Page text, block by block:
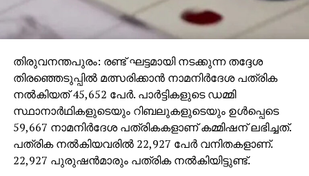
തിരുവനന്തപുരം: രണ്ട് ഘട്ടമായി നടക്കുന്ന തദ്ദേശ
തിരഞ്ഞെടുപ്പില്‍ മത്സരിക്കാന്‍ നാമനിര്‍ദേശ പത്രിക
നല്‍കിയത് 45,652 പേര്‍. പാര്‍ട്ടികളുടെ ഡമ്മി
സ്ഥാനാര്‍ഥികളുടെയും റിബലുകളുടെയും ഉള്‍പ്പെടെ
59,667 നാമനിര്‍ദേശ പത്രികകളാണ് കമ്മിഷന് ലഭിച്ചത്.
പത്രിക നല്‍കിയവരില്‍ 22,927 പേര്‍ വനിതകളാണ്.
22,927 പുരുഷന്‍മാരും പത്രിക നല്‍കിയിട്ടുണ്ട്.